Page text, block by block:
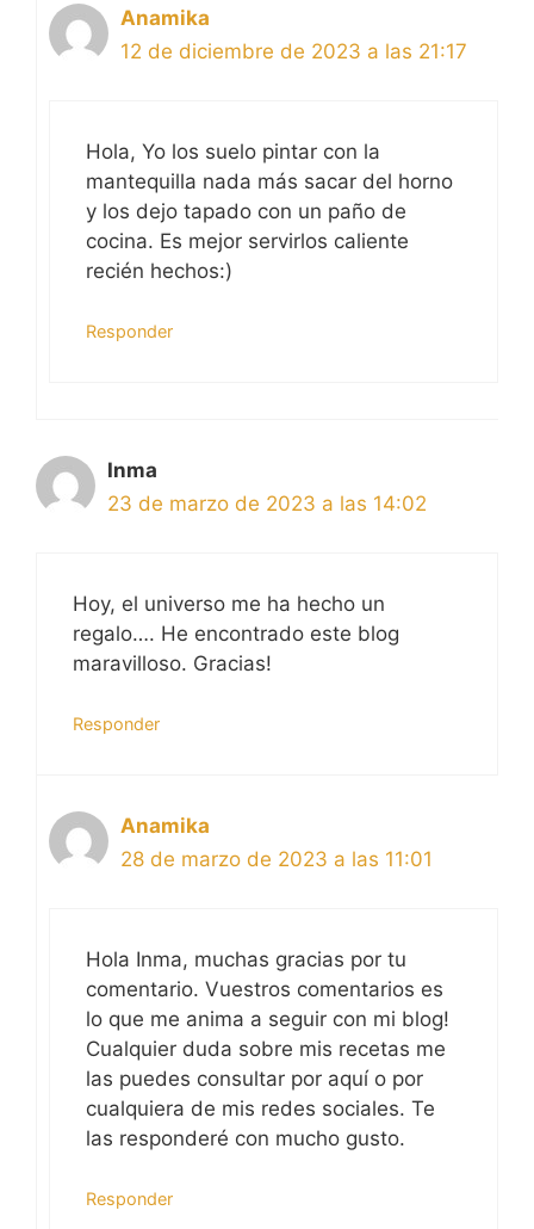
Anamika
12 de diciembre de 2023 a las 21:17
Hola, Yo los suelo pintar con la
mantequilla nada más sacar del horno
y los dejo tapado con un paño de
cocina. Es mejor servirlos caliente
recién hechos:)
Responder
Inma
23 de marzo de 2023 a las 14:02
Hoy, el universo me ha hecho un
regalo…. He encontrado este blog
maravilloso. Gracias!
Responder
Anamika
28 de marzo de 2023 a las 11:01
Hola Inma, muchas gracias por tu
comentario. Vuestros comentarios es
lo que me anima a seguir con mi blog!
Cualquier duda sobre mis recetas me
las puedes consultar por aquí o por
cualquiera de mis redes sociales. Te
las responderé con mucho gusto.
Responder